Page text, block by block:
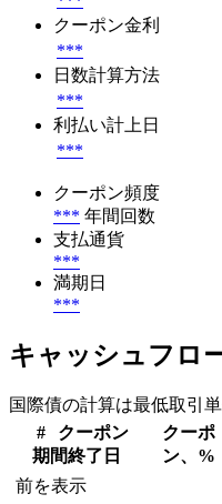
クーポン金利
***
日数計算方法
***
利払い計上日
***
クーポン頻度
*** 年間回数
支払通貨
***
満期日
***
キャッシュフロ
国際債の計算は最低取引
#
クーポン
期間終了日
クーポ
ン、%
前を表示